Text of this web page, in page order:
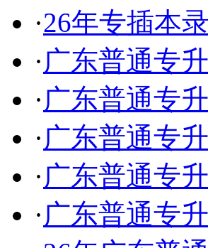
·26年专插本
·广东普通专
·广东普通专
·广东普通专
·广东普通专
·广东普通专